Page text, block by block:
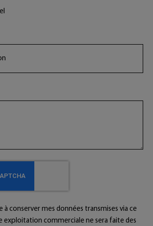
à conserver mes données transmises via ce
exploitation commerciale ne sera faite des